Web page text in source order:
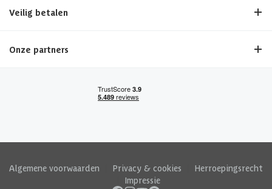
Veilig betalen
Onze partners
Algemene voorwaarden Privacy & cookies
Herroepingsrecht
Impressie